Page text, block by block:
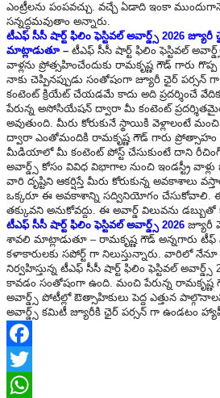
View All Result
ఎంట్రీలను పంపవచ్చు. వచ్చే ఏడాది ఇంకా
సన్నద్ధమవుతాం అన్నారు.
టీఎఫ్ సీసీ షార్ట్ ఫిలిం ఫెస్టివల్ అవార్డ్స్ 2026 జ్యూరీ
మాట్లాడుతూ – టీఎఫ్ సీసీ షార్ట్ ఫిలిం ఫెస్టివల్
వాళ్లను ప్రోత్సహించేందుకు రామకృష్ణ గౌడ్ గారు
నాకు చెప్పినప్పుడు సంతోషంగా జ్యూరీ ఛైర్ పర్సన్ గా
కంటెంట్ క్రియేట్ చేయడమే కాదు అది ప్రదర్శించే
పేరున్న అసోసియేషన్ ద్వారా మీ కంటెంట్
అవుతుంది. మీరు కోరుకునే స్థాయికి వెళ్లాలంటే
ద్వారా ఎంతోమందికి రామకృష్ణ గౌడ్ గారు ప్రోత్సాహం
మీడియాలో మీ కంటెంట్ పోస్ట్ చేసుకుంటే దాని రీచింగ్
అవార్డ్స్ కోసం వివిధ విభాగాల నుంచి ఇండస్ట్రీ
వారి దృష్టిని ఆకర్షిస్తే మీరు కోరుకున్న అవకాశాలు
ఒక్కరూ ఈ అవకాశాన్ని సద్వినియోగం చేసుకోవాలి.
తక్కువని అనుకోవద్దు. ఈ అవార్డ్ విలువను
టీఎఫ్ సీసీ షార్ట్ ఫిలిం ఫెస్టివల్ అవార్డ్స్ 2026 జ్యూరీ
శావలి మాట్లాడుతూ – రామకృష్ణ గౌడ్ అన్నగారు
కళాకారులకు సపోర్ట్ గా నిలుస్తున్నారు. వారిలో
నిర్వహిస్తున్న టీఎఫ్ సీసీ షార్ట్ ఫిలిం ఫెస్టివల్
కావడం సంతోషంగా ఉంది. మంచి పేరున్న రామకృష్ణ
అవార్డ్స్ పోటీల్లో ఔత్సాహికులు పెద్ద ఎత్తున
అవార్డ్స్ కమిటీ జ్యూరీకి ఛైర్ పర్సన్ గా ఉండటం
Facebook
Twitter